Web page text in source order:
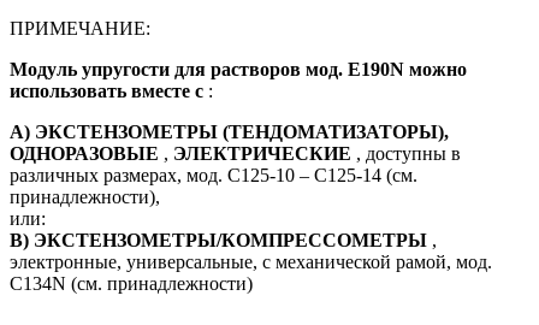
ПРИМЕЧАНИЕ:
Модуль упругости для растворов мод. E190N можно
использовать вместе с :
A) ЭКСТЕНЗОМЕТРЫ (ТЕНДОМАТИЗАТОРЫ),
ОДНОРАЗОВЫЕ , ЭЛЕКТРИЧЕСКИЕ , доступны в
различных размерах, мод. C125-10 – C125-14 (см.
принадлежности),
или:
B) ЭКСТЕНЗОМЕТРЫ/КОМПРЕССОМЕТРЫ ,
электронные, универсальные, с механической рамой, мод.
C134N (см. принадлежности)